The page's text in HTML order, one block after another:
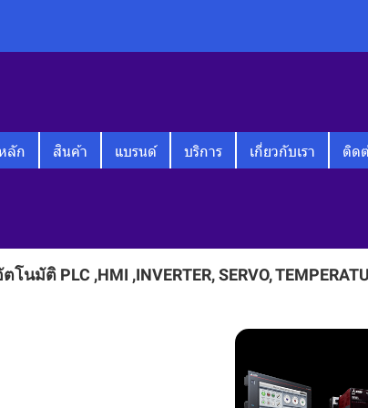
ลัก สินค้า แบรนด์ บริการ เกี่ยวกับเรา ติด
ติ PLC ,HMI ,INVERTER, SERVO,